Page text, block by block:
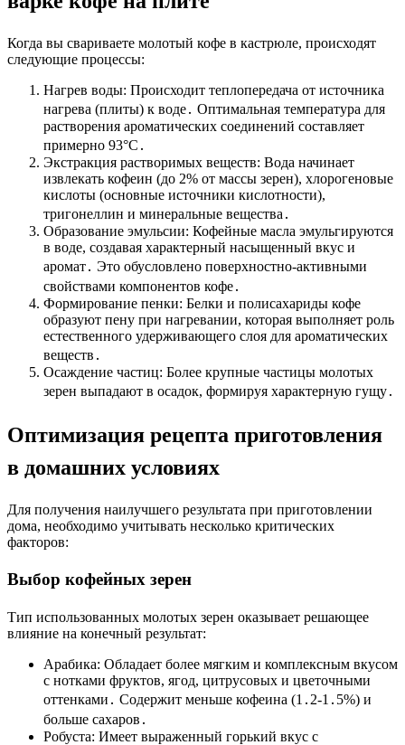
Когда вы свариваете молотый кофе в кастрюле, происходят
следующие процессы:
Нагрев воды: Происходит теплопередача от источника
нагрева (плиты) к воде․ Оптимальная температура для
растворения ароматических соединений составляет
примерно 93°C․
Экстракция растворимых веществ: Вода начинает
извлекать кофеин (до 2% от массы зерен), хлорогеновые
кислоты (основные источники кислотности),
тригонеллин и минеральные вещества․
Образование эмульсии: Кофейные масла эмульгируются
в воде, создавая характерный насыщенный вкус и
аромат․ Это обусловлено поверхностно-активными
свойствами компонентов кофе․
Формирование пенки: Белки и полисахариды кофе
образуют пену при нагревании, которая выполняет роль
естественного удерживающего слоя для ароматических
веществ․
Осаждение частиц: Более крупные частицы молотых
зерен выпадают в осадок, формируя характерную гущу․
Оптимизация рецепта приготовления
в домашних условиях
Для получения наилучшего результата при приготовлении
дома, необходимо учитывать несколько критических
факторов:
Выбор кофейных зерен
Тип использованных молотых зерен оказывает решающее
влияние на конечный результат:
Арабика: Обладает более мягким и комплексным вкусом
с нотками фруктов, ягод, цитрусовых и цветочными
оттенками․ Содержит меньше кофеина (1․2-1․5%) и
больше сахаров․
Робуста: Имеет выраженный горький вкус с